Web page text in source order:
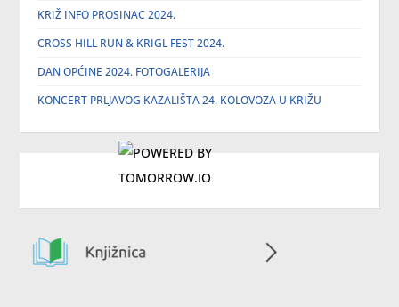
KRIŽ INFO PROSINAC 2024.
CROSS HILL RUN & KRIGL FEST 2024.
DAN OPĆINE 2024. FOTOGALERIJA
KONCERT PRLJAVOG KAZALIŠTA 24. KOLOVOZA U KRIŽU